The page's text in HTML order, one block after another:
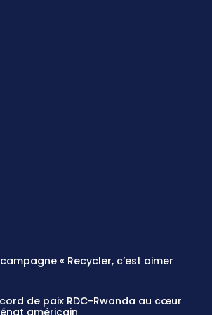
/ Soaking Worship Instrumental /
« Recycler, c’est aimer
de paix RDC-Rwanda au cœur